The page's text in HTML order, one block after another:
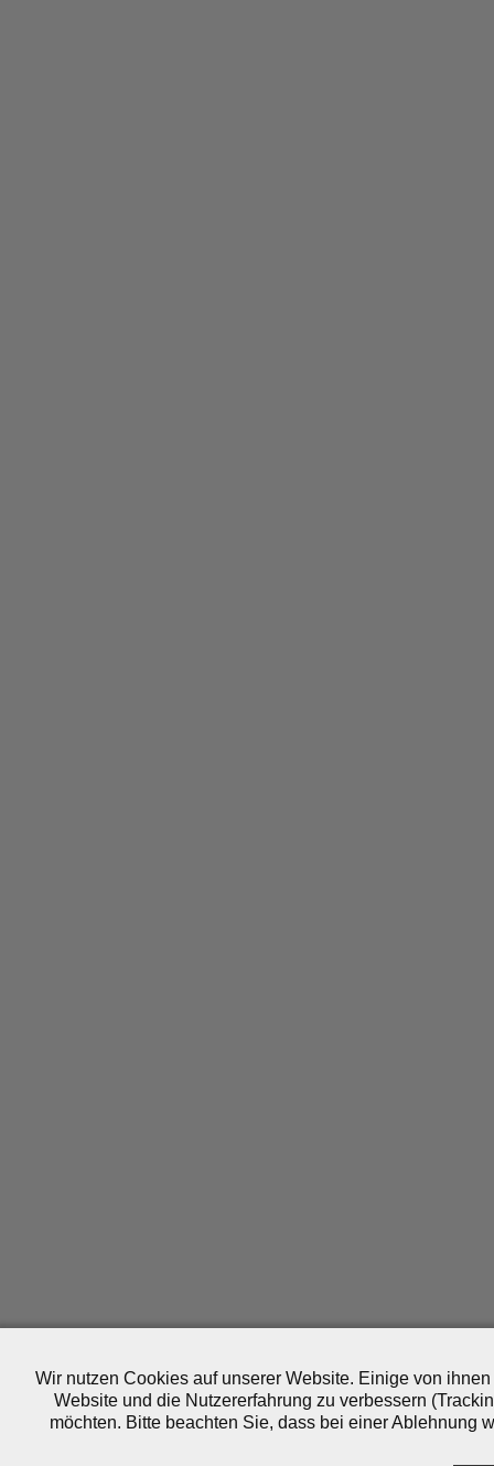
Wir nutzen Cookies auf unserer Website. Einige von
Website und die Nutzererfahrung zu verbessern
möchten. Bitte beachten Sie, dass bei einer Ablehnung